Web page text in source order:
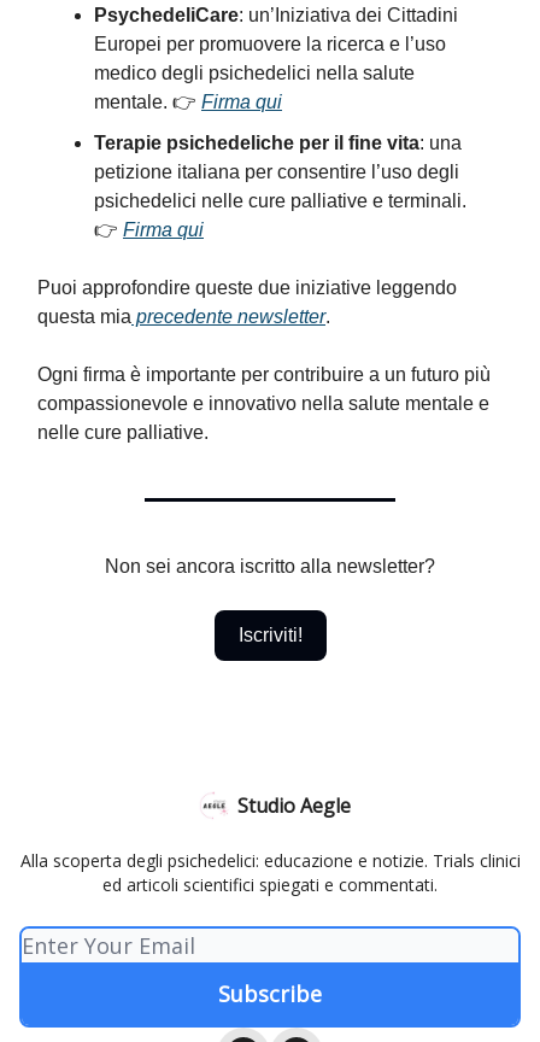
PsychedeliCare: un’Iniziativa dei Cittadini
Europei per promuovere la ricerca e l’uso
medico degli psichedelici nella salute
mentale. 👉 Firma qui
Terapie psichedeliche per il fine vita: una
petizione italiana per consentire l’uso degli
psichedelici nelle cure palliative e terminali.
👉 Firma qui
Puoi approfondire queste due iniziative leggendo
questa mia precedente newsletter.
Ogni firma è importante per contribuire a un futuro più
compassionevole e innovativo nella salute mentale e
nelle cure palliative.
Non sei ancora iscritto alla newsletter?
Iscriviti!
Studio Aegle
Alla scoperta degli psichedelici: educazione e notizie. Trials clinici
ed articoli scientifici spiegati e commentati.